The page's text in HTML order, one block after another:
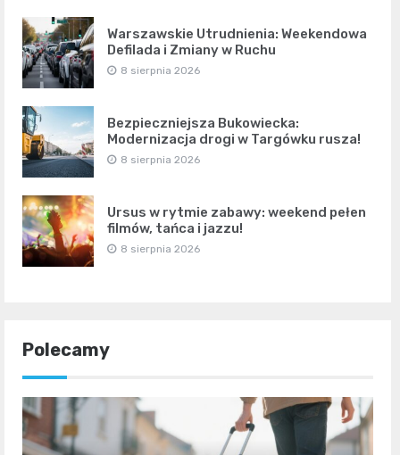
Warszawskie Utrudnienia: Weekendowa
Defilada i Zmiany w Ruchu
8 sierpnia 2026
Bezpieczniejsza Bukowiecka:
Modernizacja drogi w Targówku rusza!
8 sierpnia 2026
Ursus w rytmie zabawy: weekend pełen
filmów, tańca i jazzu!
8 sierpnia 2026
Polecamy